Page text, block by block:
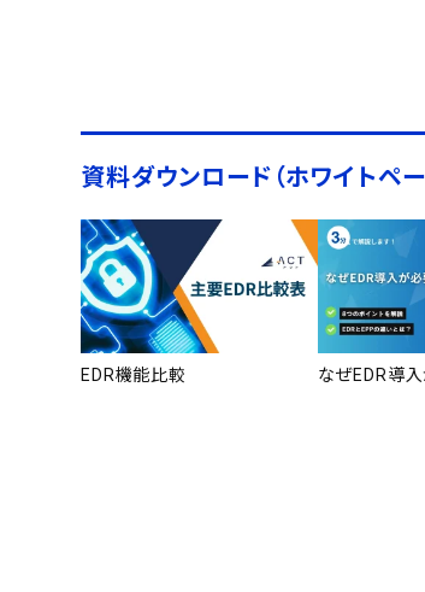
資料ダウンロード（ホワイトペー
EDR機能比較 なぜEDR導